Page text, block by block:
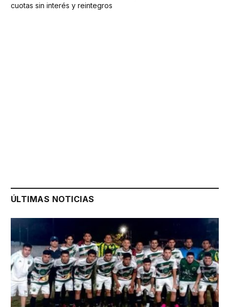
cuotas sin interés y reintegros
ÚLTIMAS NOTICIAS